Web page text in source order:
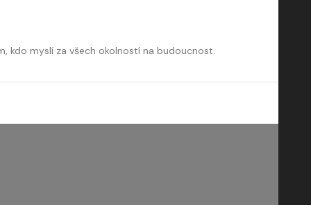
kdo myslí za všech okolností na budoucnost.